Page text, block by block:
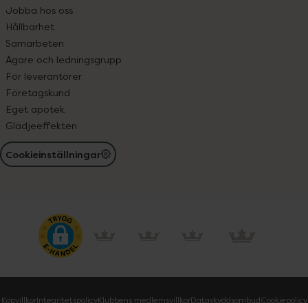
Jobba hos oss
Hållbarhet
Samarbeten
Ägare och ledningsgrupp
För leverantörer
Företagskund
Eget apotek
Glädjeeffekten
Cookieinställningar
KöpvillkorIntegritetspolicyKlubbens medlemsvillkorDataskyddsombudCookiepolicy